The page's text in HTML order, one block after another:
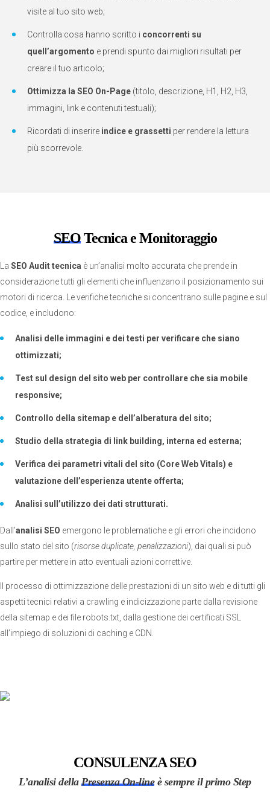
visite al tuo sito web;
Controlla cosa hanno scritto i concorrenti su
quell’argomento e prendi spunto dai migliori risultati per
creare il tuo articolo;
Ottimizza la SEO On-Page (titolo, descrizione, H1, H2, H3,
immagini, link e contenuti testuali);
Ricordati di inserire indice e grassetti per rendere la lettura
più scorrevole.
SEOTecnica e Monitoraggio
La SEO Audit tecnica è un’analisi molto accurata che prende in
considerazione tutti gli elementi che influenzano il posizionamento sui
motori di ricerca. Le verifiche tecniche si concentrano sulle pagine e sul
codice, e includono:
Analisi delle immagini e dei testi per verificare che siano
ottimizzati;
Test sul design del sito web per controllare che sia mobile
responsive;
Controllo della sitemap e dell’alberatura del sito;
Studio della strategia di link building, interna ed esterna;
Verifica dei parametri vitali del sito (Core Web Vitals) e
valutazione dell’esperienza utente offerta;
Analisi sull’utilizzo dei dati strutturati.
Dall’analisi SEO emergono le problematiche e gli errori che incidono
sullo stato del sito (risorse duplicate, penalizzazioni), dai quali si può
partire per mettere in atto eventuali azioni correttive.
Il processo di ottimizzazione delle prestazioni di un sito web e di tutti gli
aspetti tecnici relativi a crawling e indicizzazione parte dalla revisione
della sitemap e dei file robots.txt, dalla gestione dei certificati SSL
all’impiego di soluzioni di caching e CDN.
CONSULENZA SEO
L’analisi dellaPresenza On-lineè sempre il primo Step